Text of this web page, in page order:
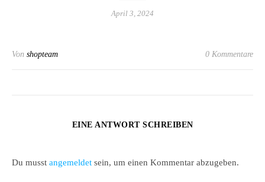
April 3, 2024
Von shopteam 0 Kommentare
EINE ANTWORT SCHREIBEN
Du musst angemeldet sein, um einen Kommentar abzugeben.